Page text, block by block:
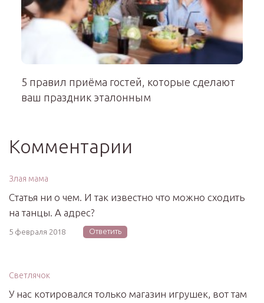
5 правил приёма гостей, которые сделают
ваш праздник эталонным
Комментарии
Злая мама
Статья ни о чем. И так известно что можно сходить
на танцы. А адрес?
5 февраля 2018 Ответить
Светлячок
У нас котировался только магазин игрушек, вот там